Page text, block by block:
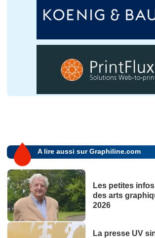
A lire aussi sur Graphiline.com
Les petites
des arts
2026
La presse UV